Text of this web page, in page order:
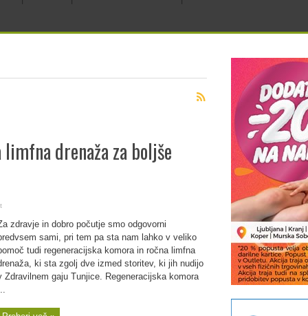
drenaža za boljše
zdravje in dobro počutje smo odgovorni
sami, pri tem pa sta nam lahko v veliko
tudi regeneracijska komora in ročna limfna
ki sta zgolj dve izmed storitev, ki jih nudijo
Zdravilnem gaju Tunjice. Regeneracijska komora